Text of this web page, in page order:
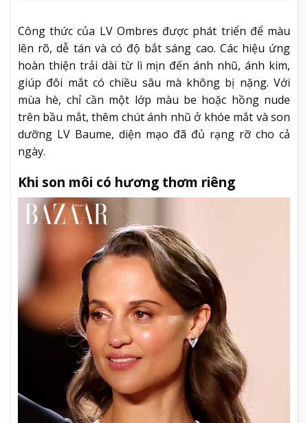
Công thức của LV Ombres được phát triển để màu
lên rõ, dễ tán và có độ bắt sáng cao. Các hiệu ứng
hoàn thiện trải dài từ lì mịn đến ánh nhũ, ánh kim,
giúp đôi mắt có chiều sâu mà không bị nặng. Với
mùa hè, chỉ cần một lớp màu be hoặc hồng nude
trên bầu mắt, thêm chút ánh nhũ ở khóe mắt và son
dưỡng LV Baume, diện mạo đã đủ rạng rỡ cho cả
ngày.
Khi son môi có hương thơm riêng